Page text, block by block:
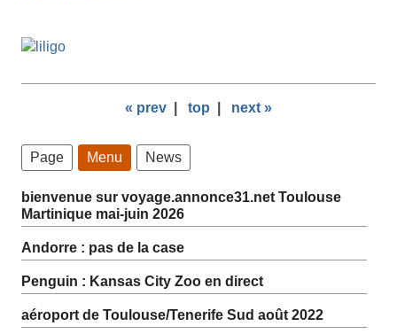
« prev top next »
Page Menu News
bienvenue sur voyage.annonce31.net Toulouse
Martinique mai-juin 2026
Andorre : pas de la case
Penguin : Kansas City Zoo en direct
aéroport de Toulouse/Tenerife Sud août 2022